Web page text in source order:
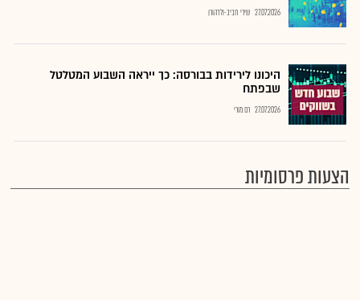
27.07.2026 שירי חביב-ולדהורן
היכונו לירידות בבורסה: כך ייראה השבוע המטלטל
שבפתח
27.07.2026 רם מורי
הצעות פרסומיות